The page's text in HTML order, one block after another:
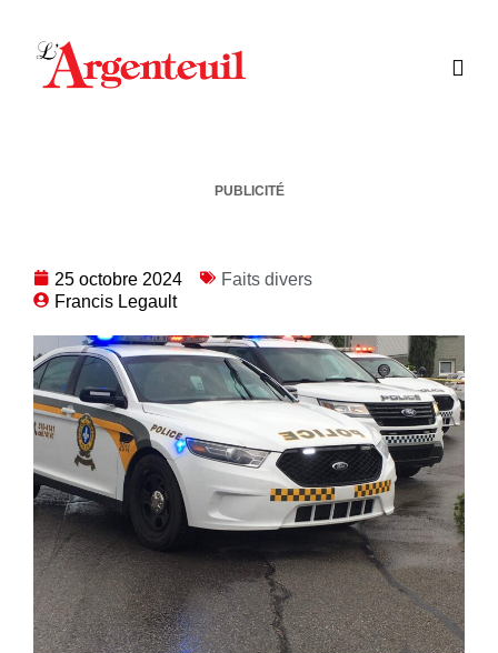
PUBLICITÉ
25 octobre 2024
Faits divers
Francis Legault